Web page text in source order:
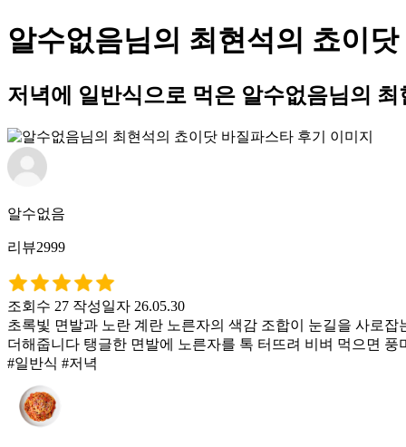
알수없음님의 최현석의 쵸이
저녁에 일반식으로 먹은 알수없음님의
알수없음
리뷰2999
조회수 27 작성일자 26.05.30
초록빛 면발과 노란 계란 노른자의 색감 조합이 눈길을 사로
더해줍니다 탱글한 면발에 노른자를 톡 터뜨려 비벼 먹으면
#일반식 #저녁